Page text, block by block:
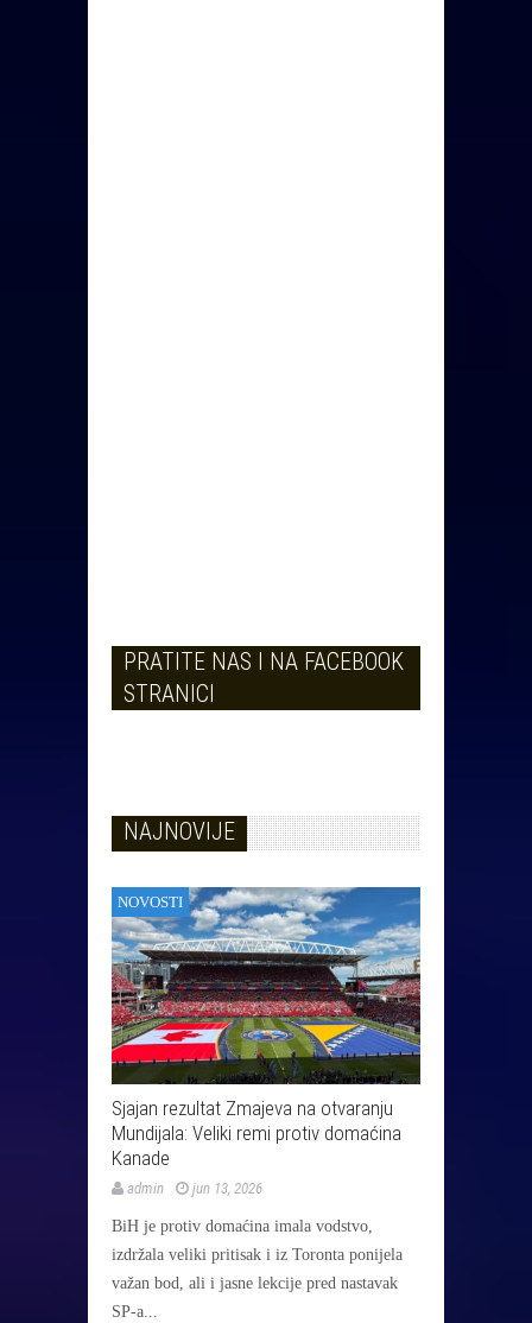
PRATITE NAS I NA FACEBOOK
STRANICI
NAJNOVIJE
NOVOSTI
Sjajan rezultat Zmajeva na otvaranju
Mundijala: Veliki remi protiv domaćina
Kanade
admin jun 13, 2026
BiH je protiv domaćina imala vodstvo,
izdržala veliki pritisak i iz Toronta ponijela
važan bod, ali i jasne lekcije pred nastavak
SP-a...